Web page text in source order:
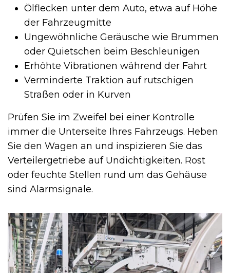
Ölflecken unter dem Auto, etwa auf Höhe
der Fahrzeugmitte
Ungewöhnliche Geräusche wie Brummen
oder Quietschen beim Beschleunigen
Erhöhte Vibrationen während der Fahrt
Verminderte Traktion auf rutschigen
Straßen oder in Kurven
Prüfen Sie im Zweifel bei einer Kontrolle
immer die Unterseite Ihres Fahrzeugs. Heben
Sie den Wagen an und inspizieren Sie das
Verteilergetriebe auf Undichtigkeiten. Rost
oder feuchte Stellen rund um das Gehäuse
sind Alarmsignale.